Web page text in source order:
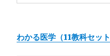
わかる医学（11教科セッ